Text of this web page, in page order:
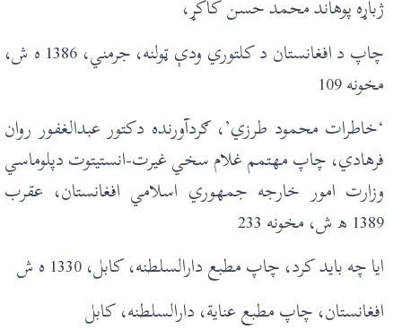
ژباړه پوهاند محمد حسن کاکړ،
چاپ د افغانستان د کلتوري ودې ټولنه، جرمني، 1386 ه ش،
مخونه 109
‘خاطرات محمود طرزي’، ګردآورنده دکتور عبدالغفور روان
فرهادي، چاپ مهتمم غلام سخي غيرت-انستيتوت دپلوماسي
وزارت امور خارجه جمهوري اسلامي افغانستان، عقرب
1389 ھ ش، مخونه 233
ايا چه بايد کرد، چاپ مطبع دارالسلطنه، کابل، 1330 ه ش
افغانستان، چاپ مطبع عناية، دارالسلطنه، کابل